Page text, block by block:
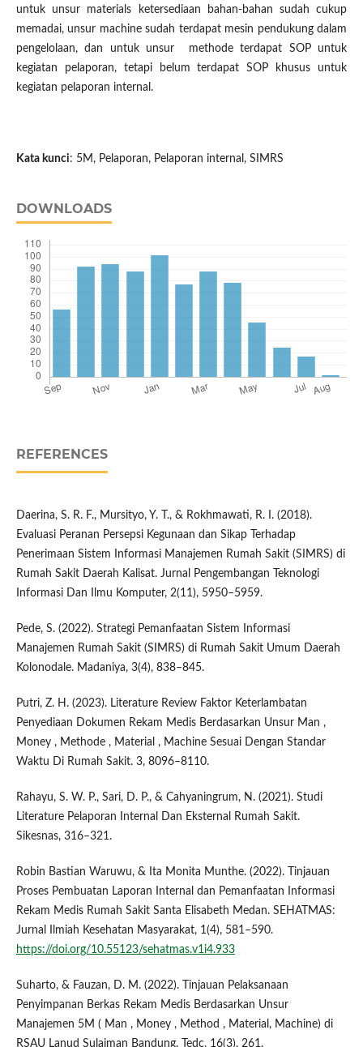
untuk unsur materials ketersediaan bahan-bahan sudah cukup
memadai, unsur machine sudah terdapat mesin pendukung dalam
pengelolaan, dan untuk unsur methode terdapat SOP untuk
kegiatan pelaporan, tetapi belum terdapat SOP khusus untuk
kegiatan pelaporan internal.
Kata kunci: 5M, Pelaporan, Pelaporan internal, SIMRS
DOWNLOADS
REFERENCES
Daerina, S. R. F., Mursityo, Y. T., & Rokhmawati, R. I. (2018).
Evaluasi Peranan Persepsi Kegunaan dan Sikap Terhadap
Penerimaan Sistem Informasi Manajemen Rumah Sakit (SIMRS) di
Rumah Sakit Daerah Kalisat. Jurnal Pengembangan Teknologi
Informasi Dan Ilmu Komputer, 2(11), 5950–5959.
Pede, S. (2022). Strategi Pemanfaatan Sistem Informasi
Manajemen Rumah Sakit (SIMRS) di Rumah Sakit Umum Daerah
Kolonodale. Madaniya, 3(4), 838–845.
Putri, Z. H. (2023). Literature Review Faktor Keterlambatan
Penyediaan Dokumen Rekam Medis Berdasarkan Unsur Man ,
Money , Methode , Material , Machine Sesuai Dengan Standar
Waktu Di Rumah Sakit. 3, 8096–8110.
Rahayu, S. W. P., Sari, D. P., & Cahyaningrum, N. (2021). Studi
Literature Pelaporan Internal Dan Eksternal Rumah Sakit.
Sikesnas, 316–321.
Robin Bastian Waruwu, & Ita Monita Munthe. (2022). Tinjauan
Proses Pembuatan Laporan Internal dan Pemanfaatan Informasi
Rekam Medis Rumah Sakit Santa Elisabeth Medan. SEHATMAS:
Jurnal Ilmiah Kesehatan Masyarakat, 1(4), 581–590.
https://doi.org/10.55123/sehatmas.v1i4.933
Suharto, & Fauzan, D. M. (2022). Tinjauan Pelaksanaan
Penyimpanan Berkas Rekam Medis Berdasarkan Unsur
Manajemen 5M ( Man , Money , Method , Material, Machine) di
RSAU Lanud Sulaiman Bandung. Tedc, 16(3), 261.